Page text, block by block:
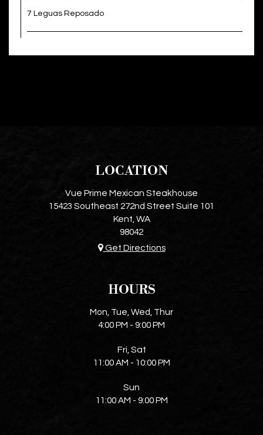
7 Leguas Reposado
LOCATION
Vue Prime Mexican Steakhouse
15423 Southeast 272nd Street Suite 101
Kent, WA
98042
Get Directions
HOURS
Mon, Tue, Wed, Thur
4:00 PM - 9:00 PM
Fri, Sat
11:00 AM - 10:00 PM
Sun
11:00 AM - 9:00 PM